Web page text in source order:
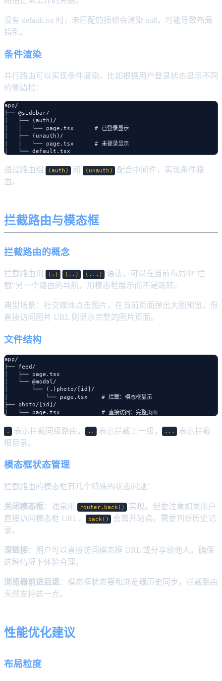
没有 default.tsx 时，未匹配的插槽会渲染 null，可能导致布局
错乱。
条件渲染
并行路由可以实现条件渲染。比如根据用户登录状态显示不同
的侧边栏：
app/
├── @sidebar/
│   ├── (auth)/
│   │   └── page.tsx      # 已登录显示
│   ├── (unauth)/
│   │   └── page.tsx      # 未登录显示
通过路由组 (auth) 和 (unauth)
配合中间件，实现条件路
由。
拦截路由与模态框
拦截路由的概念
拦截路由用 (.) (..) (...)
语法，可以在当前布局中"拦
截"另一个路由的导航，用模态框展示而不是跳转。
典型场景：社交媒体点击图片，在当前页面弹出大图预览，但
直接访问图片 URL 则显示完整的图片页面。
文件结构
app/
├── feed/
│   ├── page.tsx
│   └── @modal/
│       └── (.)photo/[id]/
│           └── page.tsx    # 拦截：模态框显示
├── photo/[id]/
. 表示拦截同级路由， .. 表示拦截上一级， ...
表示拦截
根目录。
模态框状态管理
拦截路由的模态框有几个特殊的状态问题：
关闭模态框：通常用 router.back()
实现。但要注意如果用户
直接访问模态框 URL，
back()
会离开站点。需要判断历史记
录。
深链接：用户可以直接访问模态框 URL 或分享给他人。确保
这种情况下体验合理。
浏览器前进后退 ：模态框状态要和浏览器历史同步。拦截路由
天然支持这一点。
性能优化建议
布局粒度